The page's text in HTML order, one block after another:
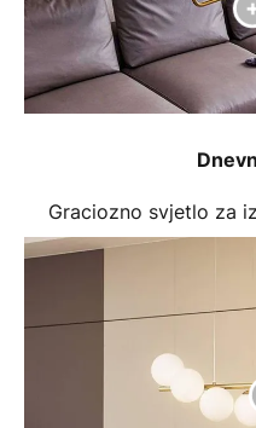
Graciozno svjetlo za